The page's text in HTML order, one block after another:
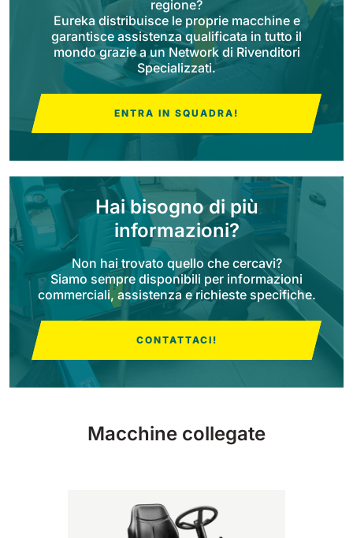
Lavapavimenti uomo a bordo
Mostra tutte
650 mm 3900 m²/h
E75
760 mm 4560 m²/h
830 mm 4980 m²/h
E85
810 mm 6075 m²/h
Bull 200
2100 mm 29400 m²/h
regione?
Eureka distribuisce le proprie macchine e
garantisce assistenza qualificata in tutto il
mondo grazie a un Network di Rivenditori
Specializzati.
ENTRA IN SQUADRA!
Hai bisogno di più
informazioni?
Non hai trovato quello che cercavi?
Siamo sempre disponibili per informazioni
commerciali, assistenza e richieste specifiche.
CONTATTACI!
Macchine collegate